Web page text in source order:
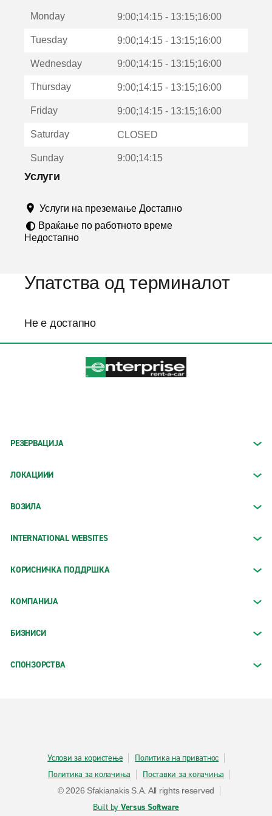
о
р
Monday 9:00;14:15 - 13:15;16:00
Tuesday 9:00;14:15 - 13:15;16:00
Wednesday 9:00;14:15 - 13:15;16:00
Thursday 9:00;14:15 - 13:15;16:00
Friday 9:00;14:15 - 13:15;16:00
Saturday CLOSED
Sunday 9:00;14:15
Услуги
Услуги на преземање Достапно
Враќање по работното време
Недостапно
Упатства од терминалот
Не е достапно
РЕЗЕРВАЦИЈА
ЛОКАЦИИИ
ВОЗИЛА
INTERNATIONAL WEBSITES
КОРИСНИЧКА ПОДДРШКА
КОМПАНИЈА
БИЗНИСИ
СПОНЗОРСТВА
Услови за користење
Политика на приватнос
Политика за колачиња
Поставки за колачиња
© 2026 Sfakianakis S.A. All rights reserved
Built by Versus Software